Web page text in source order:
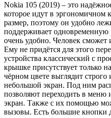
Nokia 105 (2019) – это
которое идут в эргономичном
размер, поэтому он удобно
поддерживает одновременную
очень удобно. Человек сможет
Ему не придётся для этого
устройства классический с
крышке присутствует только
чёрном цвете выглядит
небольшой экран. Под ним
позволяют переходить в меню
экран. Также с их помощью
вызовы. Есть большие кнопки